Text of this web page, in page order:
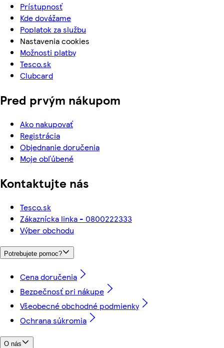
Prístupnosť
Kde dovážame
Poplatok za službu
Nastavenia cookies
Možnosti platby
Tesco.sk
Clubcard
Pred prvým nákupom
Ako nakupovať
Registrácia
Objednanie doručenia
Moje obľúbené
Kontaktujte nás
Tesco.sk
Zákaznícka linka - 0800222333
Výber obchodu
Potrebujete pomoc?
Cena doručenia
Bezpečnosť pri nákupe
Všeobecné obchodné podmienky
Ochrana súkromia
O nás